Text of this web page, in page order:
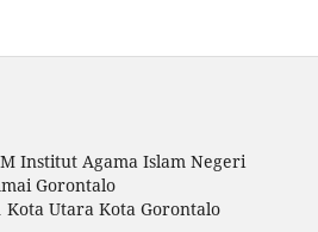
Institut Agama Islam Negeri
Gorontalo
Kota Utara Kota Gorontalo